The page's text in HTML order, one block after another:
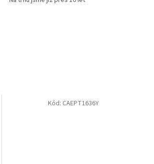
Kód: CAEPT1636Y